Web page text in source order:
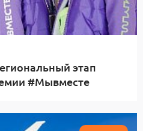
этап
#Мывместе